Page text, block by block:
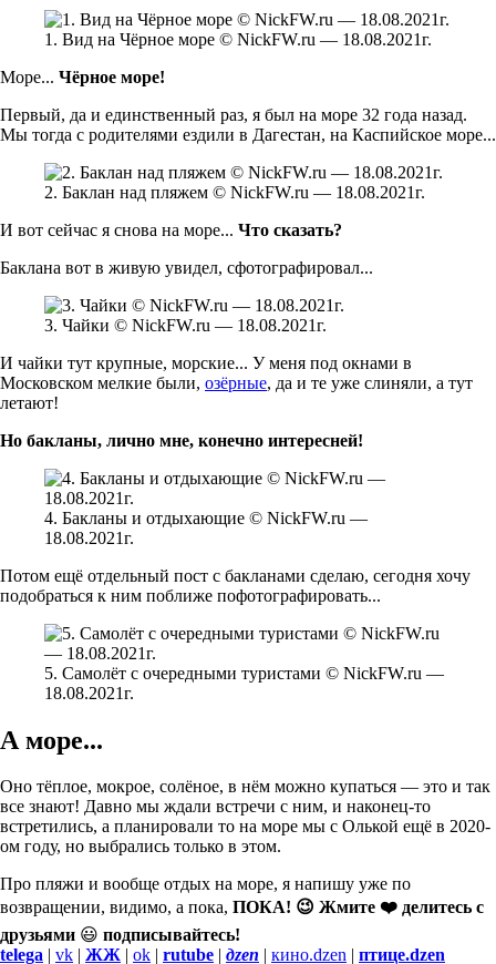
1. Вид на Чёрное море © NickFW.ru — 18.08.2021г.
Море... Чёрное море!
Первый, да и единственный раз, я был на море 32 года назад.
Мы тогда с родителями ездили в Дагестан, на Каспийское море...
2. Баклан над пляжем © NickFW.ru — 18.08.2021г.
И вот сейчас я снова на море... Что сказать?
Баклана вот в живую увидел, сфотографировал...
3. Чайки © NickFW.ru — 18.08.2021г.
И чайки тут крупные, морские... У меня под окнами в
Московском мелкие были, озёрные, да и те уже слиняли, а тут
летают!
Но бакланы, лично мне, конечно интересней!
4. Бакланы и отдыхающие © NickFW.ru —
18.08.2021г.
Потом ещё отдельный пост с бакланами сделаю, сегодня хочу
подобраться к ним поближе пофотографировать...
5. Самолёт с очередными туристами © NickFW.ru —
18.08.2021г.
А море...
Оно тёплое, мокрое, солёное, в нём можно купаться — это и так
все знают! Давно мы ждали встречи с ним, и наконец-то
встретились, а планировали то на море мы с Олькой ещё в 2020-
ом году, но выбрались только в этом.
Про пляжи и вообще отдых на море, я напишу уже по
возвращении, видимо, а пока, ПОКА! 😉 Жмите ❤️ делитесь с
друзьями 😃 подписывайтесь!
telega | vk | ЖЖ | ok | rutube | дzen | кино.dzen | птице.dzen